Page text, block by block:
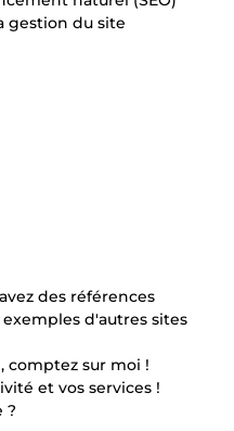
gestion du site
des références
d'autres sites
comptez sur moi !
et vos services !
?